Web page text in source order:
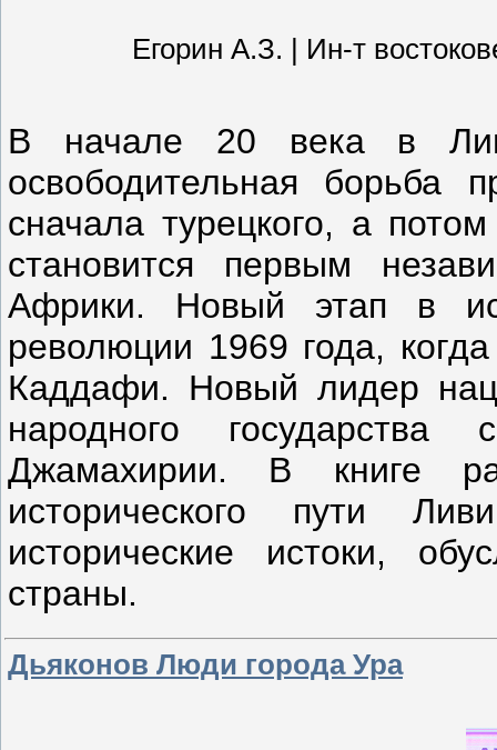
Егорин А.З. | Ин-т
В начале 20 века в
освободительная борьба
сначала турецкого, а
становится первым
Африки. Новый этап в
революции 1969 года,
Каддафи. Новый лидер
народного
Джамахирии. В книге
исторического пути
исторические истоки,
страны.
Дьяконов Люди города Ура